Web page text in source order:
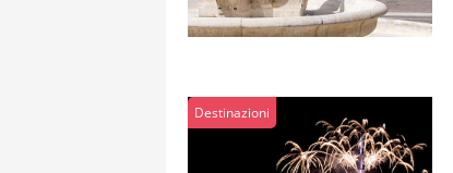
Destinazioni